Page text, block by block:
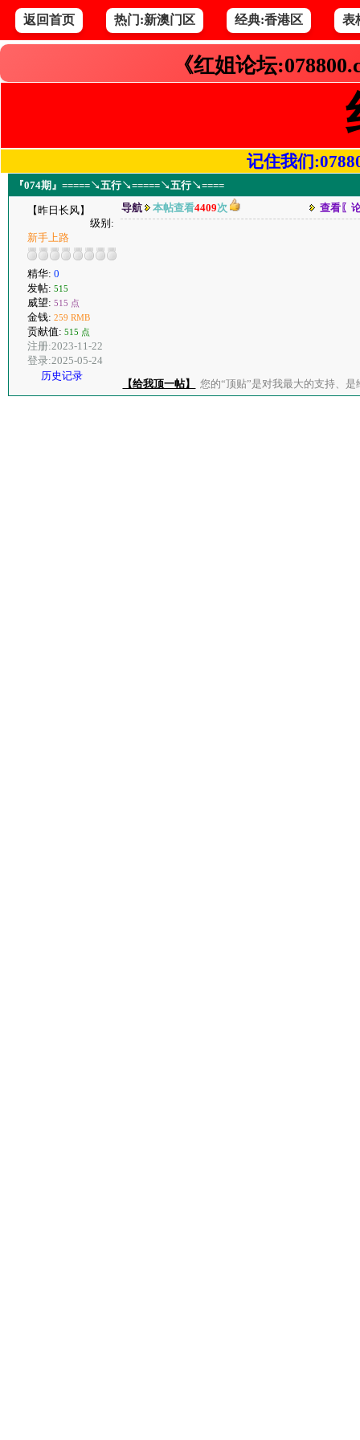
返回首页 热门:新澳门区 经典:香港区 表
《红姐论坛
记住我们
『074期』=====↘五行↘=====↘五行↘====
【昨日长风】
级别:
新手上路
精华: 0
发帖: 515
威望: 515 点
金钱: 259 RMB
贡献值: 515 点
注册:2023-11-22
登录:2025-05-24
历史记录
导航 本帖查看4409次 查看〖
【给我顶一帖】 您的“顶贴”是对我最大的支持、